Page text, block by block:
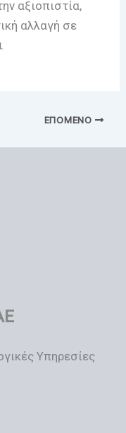
αξιοπιστία,
αλλαγή σε
.
ΕΠΌΜΕΝΟ
Υπηρεσίες